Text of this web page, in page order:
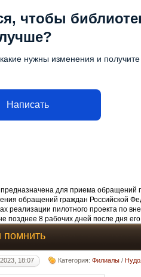
чтобы
нужны изменения и получите
Написать
для приема обращений
обращений граждан Российской
реализации пилотного проекта по
позднее 8 рабочих дней после дня
помнить
18:07 Категория:Филиалы /